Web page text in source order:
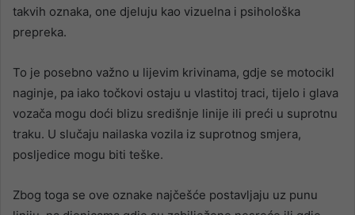
takvih oznaka, one djeluju kao vizuelna i psihološka
prepreka.
To je posebno važno u lijevim krivinama, gdje se motocikl
naginje, pa iako točkovi ostaju u vlastitoj traci, tijelo i glava
vozača mogu doći blizu središnje linije ili preći u suprotnu
traku. U slučaju nailaska vozila iz suprotnog smjera,
posljedice mogu biti teške.
Zbog toga se ove oznake najčešće postavljaju uz punu